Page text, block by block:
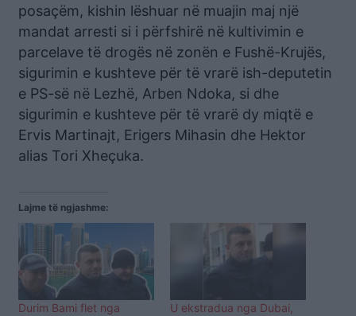
posaçëm, kishin lëshuar në muajin maj një
mandat arresti si i përfshirë në kultivimin e
parcelave të drogës në zonën e Fushë-Krujës,
sigurimin e kushteve për të vrarë ish-deputetin
e PS-së në Lezhë, Arben Ndoka, si dhe
sigurimin e kushteve për të vrarë dy miqtë e
Ervis Martinajt, Erigers Mihasin dhe Hektor
alias Tori Xheçuka.
Lajme të ngjashme:
Durim Bami flet nga
U ekstradua nga Dubai,